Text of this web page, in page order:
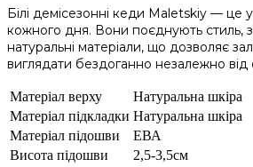
Білі демісезонні кеди Maletskiy — це
кожного дня. Вони поєднують стиль,
натуральні матеріали, що дозволяє
виглядати бездоганно незалежно від
Матеріал верху
Натуральна шкіра
Матеріал підкладки Натуральна шкіра
Матеріал підошви
ЕВА
Висота підошви
2,5-3,5см